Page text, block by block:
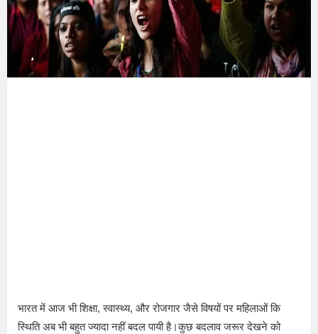
भारत में आज भी शिक्षा, स्वास्थ्य, और रोजगार जैसे विषयों पर महिलाओं कि
स्थिति अब भी बहुत ज्यादा नहीं बदल पायी है।कुछ बदलाव जरूर देखने को